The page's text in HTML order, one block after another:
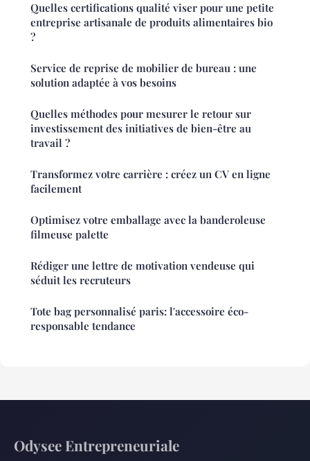
Quelles certifications qualité viser pour une petite
entreprise artisanale de produits alimentaires bio
?
Service de reprise de mobilier de bureau : une
solution adaptée à vos besoins
Quelles méthodes pour mesurer le retour sur
investissement des initiatives de bien-être au
travail ?
Transformez votre carrière : créez un CV en ligne
facilement
Optimisez votre emballage avec la banderoleuse
filmeuse palette
Rédiger une lettre de motivation vendeuse qui
séduit les recruteurs
Tote bag personnalisé paris: l'accessoire éco-
responsable tendance
Odysee Entrepreneuriale